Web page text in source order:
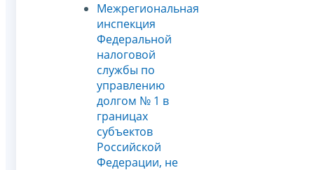
Межрегиональная
инспекция
Федеральной
налоговой
службы по
управлению
долгом № 1 в
границах
субъектов
Российской
Федерации, не